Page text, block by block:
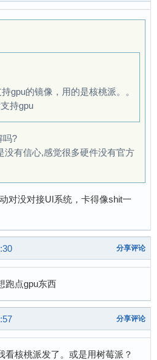
gpu的镜像，用的是核桃派。。
持gpu
吗?
没有信心,感觉很多硬件没有官方
对没对接UI系统，卡得像shit一
分享评论
跑点gpu东西
分享评论
看核桃派发了。或是用树莓派？